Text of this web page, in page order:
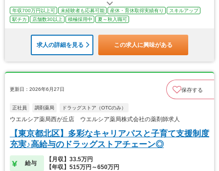
年収700万円以上可 未経験者も応募可能 産休・育休取得実績有り
スキルアップ
駅チカ
店舗数30以上 積極採用中 夏～秋入職可
求人の詳細を見る この求人に興味がある
更新日：2026年6月27日 保存する
正社員 調剤薬局 ドラッグストア（OTCのみ）
ウエルシア薬局西が丘店 ウエルシア薬局株式会社の薬剤師求人
【東京都北区】多彩なキャリアパスと子育て支援制度
充実♪高給与のドラッグストアチェーン◎
給与
【月収】33.5万円
【年収】515万円～650万円